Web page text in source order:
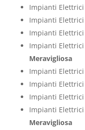
Impianti
Impianti Elettrici
Impianti Elettrici
Impianti
Meravigliosa
Impianti Elettrici
Impianti
Impianti Elettrici
Impianti Elettrici
Meravigliosa